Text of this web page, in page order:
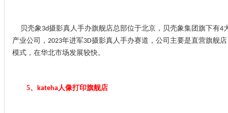
贝壳象 3d摄影真人手办旗舰店总部位于北京，贝壳象集团旗下有4
产业公司， 2023年进军3D摄影真人手办赛道，公司主要是直营旗舰店
模式，在华北市场发展较快。
5、 kateha 人像打印旗舰店